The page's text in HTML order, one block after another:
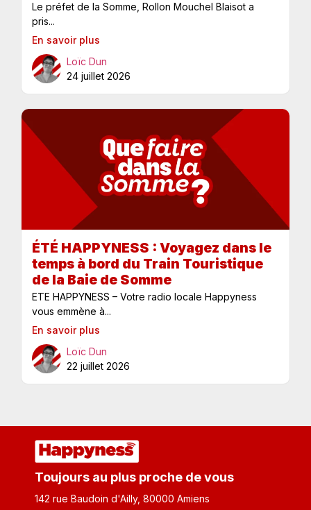
Le préfet de la Somme, Rollon Mouchel Blaisot a
pris...
En savoir plus
Loïc Dun
24 juillet 2026
ÉTÉ HAPPYNESS : Voyagez dans le
temps à bord du Train Touristique
de la Baie de Somme
ETE HAPPYNESS – Votre radio locale Happyness
vous emmène à...
En savoir plus
Loïc Dun
22 juillet 2026
Toujours au plus proche de vous
142 rue Baudoin d'Ailly, 80000 Amiens